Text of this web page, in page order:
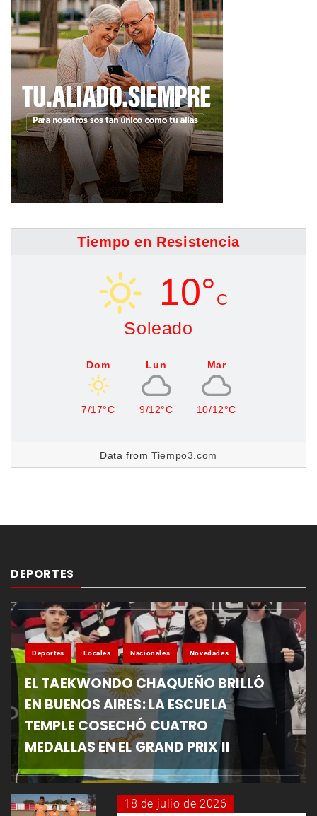
Tiempo en Resistencia
10° C
Soleado
Dom
7/17°C
Lun
9/12°C
Mar
10/12°C
Data fromTiempo3.com
DEPORTES
Deportes Locales Nacionales Novedades
EL TAEKWONDO CHAQUEÑO BRILLÓ
EN BUENOS AIRES: LA ESCUELA
TEMPLE COSECHÓ CUATRO
MEDALLAS EN EL GRAND PRIX II
18 de julio de 2026